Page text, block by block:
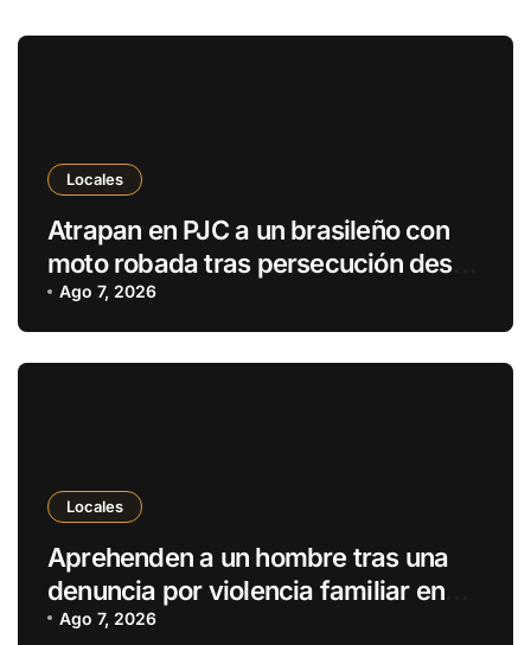
Locales
Atrapan en PJC a un brasileño con
moto robada tras persecución desde
Ponta Porã
Ago 7, 2026
Locales
Aprehenden a un hombre tras una
denuncia por violencia familiar en
Pedro Juan Caballero
Ago 7, 2026